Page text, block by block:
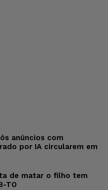
anúncios com
por IA circularem em
de matar o filho tem
TO